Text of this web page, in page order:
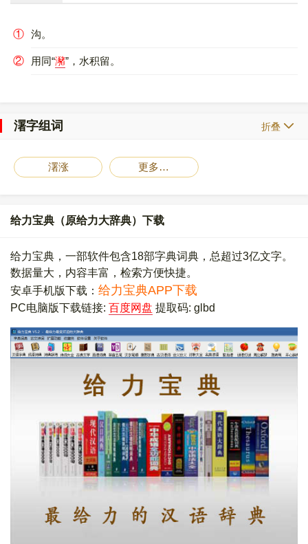
① 沟。
② 用同“瀦”，水积留。
濖字组词 折叠
濖涨 更多…
给力宝典（原给力大辞典）下载
给力宝典，一部软件包含18部字典词典，总超过3亿文字。
数据量大，内容丰富，检索方便快捷。
安卓手机版下载： 给力宝典APP下载
PC电脑版下载链接: 百度网盘 提取码: glbd